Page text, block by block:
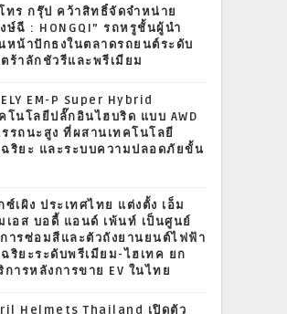
ทร กรุ๊ป คว้าสิทธิ์จัดจำหน่าย
ษ์ฉี : HONGQI” รถหรูชั้นผู้นำ
หน้าปักธงในตลาดรถยนต์ระดับ
ร้าลักชัวรีและพรีเมียม
EM-P Super Hybrid
โนโลยีปลั๊กอินไฮบริด แบบ AWD
รถนะสูง ที่ผสานเทคโนโลยี
ริยะ และระบบความปลอดภัยขั้น
ซ์เผิง ประเทศไทย แต่งตั้ง เอ็ม
เอส บอดี้ แอนด์ เพ้นท์ เป็นศูนย์
ารซ่อมสีและตัวถังยานยนต์ไฟฟ้า
ริยะระดับพรีเมียม-ไฮเทค ยก
ารหลังการขาย EV ในไทย
Helmets Thailand เปิดตัว